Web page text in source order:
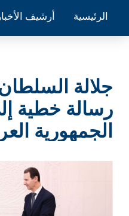
الرئيسية أرشيف الأخبار
جلالة
رسالة خطية
الجمهورية